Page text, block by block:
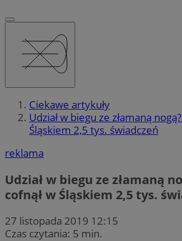
Ciekawe artykuły
Udział w biegu ze złamaną
Śląskiem 2,5 tys. świadczeń
reklama
Udział w biegu ze złamaną
cofnął w Śląskiem 2,5 tys.
27 listopada 2019 12:15
Czas czytania: 5 min.